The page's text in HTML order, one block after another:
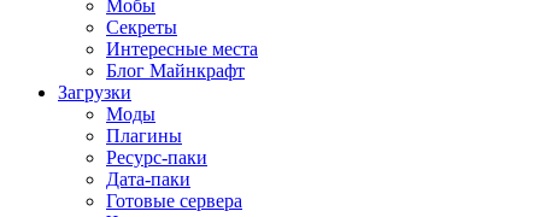
Мобы
Секреты
Интересные места
Блог Майнкрафт
Загрузки
Моды
Плагины
Ресурс-паки
Дата-паки
Готовые сервера